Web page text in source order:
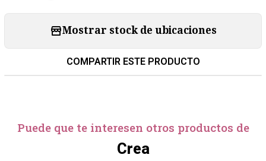
Mostrar stock de ubicaciones
COMPARTIR ESTE PRODUCTO
Puede que te interesen otros productos de
Crea